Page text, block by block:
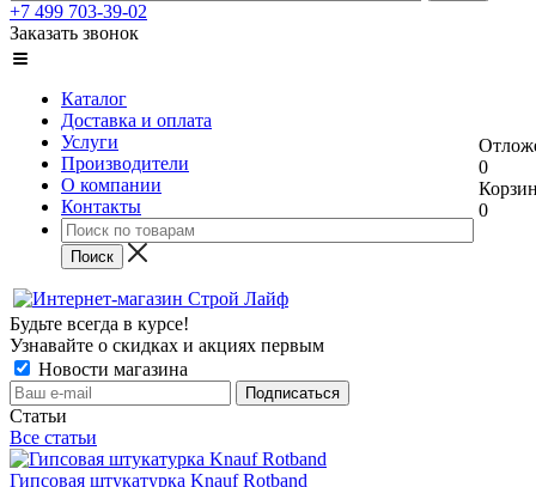
+7 499 703-39-02
Заказать звонок
Каталог
Доставка и оплата
Услуги
Производители
О компании
Контакты
0
0
Будьте всегда в курсе!
Узнавайте о скидках и акциях первым
Новости магазина
Статьи
Все статьи
Гипсовая штукатурка Knauf Rotband